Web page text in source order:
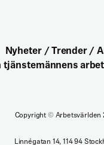
Nyheter / Trender /
tjänstemännens
Copyright ©Arbetsvärlden
Linnégatan 14, 114 94